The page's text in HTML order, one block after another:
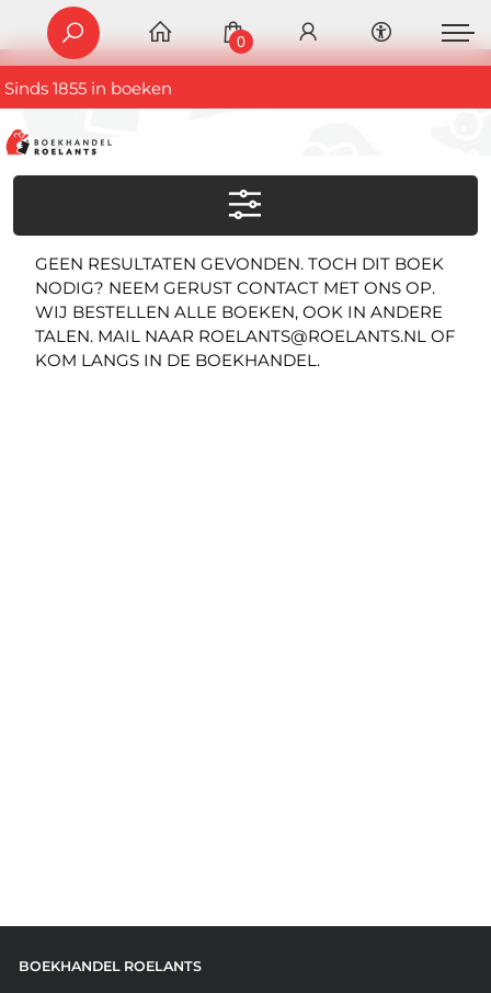
Sinds 1855 in boeken
0
GEEN RESULTATEN GEVONDEN. TOCH DIT BOEK
NODIG? NEEM GERUST CONTACT MET ONS OP.
WIJ BESTELLEN ALLE BOEKEN, OOK IN ANDERE
TALEN. MAIL NAAR ROELANTS@ROELANTS.NL OF
KOM LANGS IN DE BOEKHANDEL.
BOEKHANDEL ROELANTS